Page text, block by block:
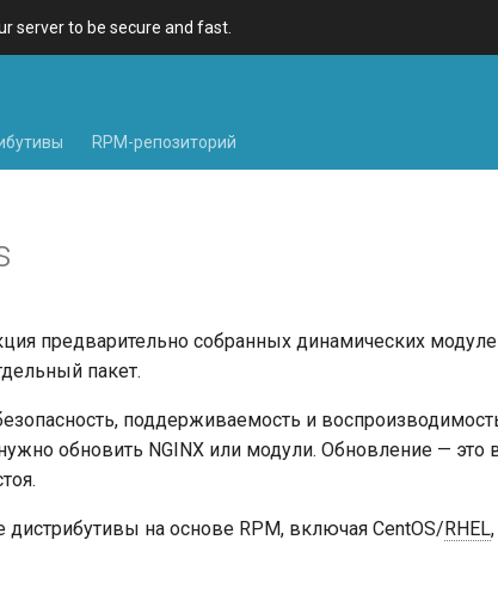
server to be secure and fast.
RPM-репозиторий
предварительно собранных динамических
пакет.
поддерживаемость и
обновить NGINX или модули. Обновление — это
на основе RPM, включая CentOS/RHEL